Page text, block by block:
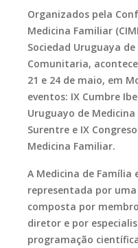
Organizados pela
Medicina Familiar
Sociedad Uruguaya
Comunitaria,
21 e 24 de maio, em
eventos: IX Cumbre
Uruguayo de
Surentre e IX
Medicina Familiar.
A Medicina de Família
representada por uma
composta por
diretor e por
programação